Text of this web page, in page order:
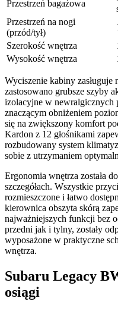
Przestrzeń bagażowa
Przestrzeń na nogi
(przód/tył)
Szerokość wnętrza
Wysokość wnętrza
Wyciszenie kabiny zasługuje
zastosowano grubsze szyby
izolacyjne w newralgicznych
znaczącym obniżeniem
się na zwiększony komfort
Kardon z 12 głośnikami
rozbudowany system
sobie z utrzymaniem
Ergonomia wnętrza została
szczegółach. Wszystkie
rozmieszczone i łatwo
kierownica obszyta skórą
najważniejszych funkcji bez
przedni jak i tylny, zostały
wyposażone w praktyczne
wnętrza.
Subaru Legacy
osiągi